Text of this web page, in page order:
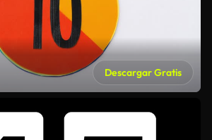
Descargar Gratis